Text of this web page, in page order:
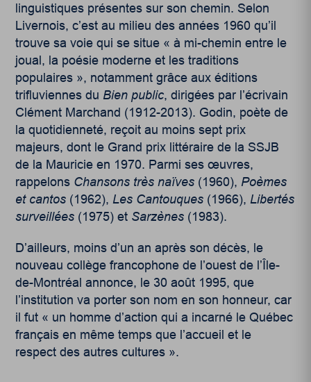
linguistiques présentes sur son chemin. Selon
Livernois, c’est au milieu des années 1960 qu’il
trouve sa voie qui se situe « à mi-chemin entre le
joual, la poésie moderne et les traditions
populaires », notamment grâce aux éditions
trifluviennes du Bien public, dirigées par l’écrivain
Clément Marchand (1912-2013). Godin, poète de
la quotidienneté, reçoit au moins sept prix
majeurs, dont le Grand prix littéraire de la SSJB
de la Mauricie en 1970. Parmi ses œuvres,
rappelons Chansons très naïves (1960), Poèmes
et cantos (1962), Les Cantouques (1966), Libertés
surveillées (1975) et Sarzènes (1983).
D’ailleurs, moins d’un an après son décès, le
nouveau collège francophone de l’ouest de l’Île-
de-Montréal annonce, le 30 août 1995, que
l’institution va porter son nom en son honneur, car
il fut « un homme d’action qui a incarné le Québec
français en même temps que l’accueil et le
respect des autres cultures ».